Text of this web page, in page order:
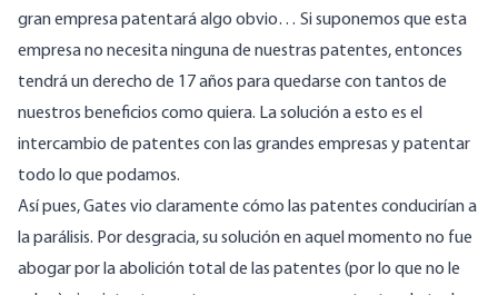
gran empresa patentará algo obvio… Si suponemos que esta
empresa no necesita ninguna de nuestras patentes, entonces
tendrá un derecho de 17 años para quedarse con tantos de
nuestros beneficios como quiera. La solución a esto es el
intercambio de patentes con las grandes empresas y patentar
todo lo que podamos.
Así pues, Gates vio claramente cómo las patentes conducirían a
la parálisis. Por desgracia, su solución en aquel momento no fue
abogar por la abolición total de las patentes (por lo que no le